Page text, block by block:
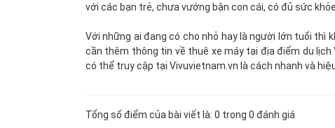
với các bạn trẻ, chưa vướng bận con cái, có đủ sức
Với những ai đang có cho nhỏ hay là người lớn tuổi thì
cần thêm thông tin về thuê xe máy tại địa điểm du
có thể truy cập tại Vivuvietnam.vn là cách nhanh và
Tổng số điểm của bài viết là: 0 trong 0 đánh giá